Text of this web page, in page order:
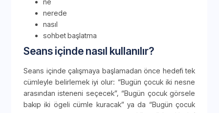
nerede
nasıl
sohbet başlatma
Seans içinde nasıl kullanılır?
Seans içinde çalışmaya başlamadan önce hedefi tek
cümleyle belirlemek iyi olur: “Bugün çocuk iki nesne
arasından isteneni seçecek”, “Bugün çocuk görsele
bakıp iki ögeli cümle kuracak” ya da “Bugün çocuk